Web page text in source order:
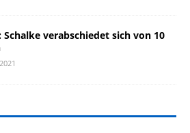
verabschiedet sich von 10